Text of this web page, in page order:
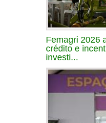
Femagri 2026
crédito e
investi...